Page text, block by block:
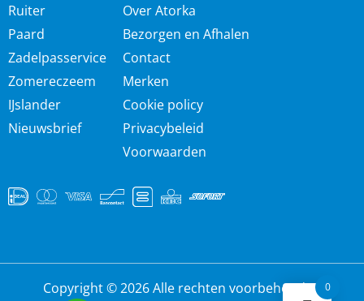
Ruiter
Paard
Zadelpasservice
Zomereczeem
IJslander
Nieuwsbrief
Over Atorka
Bezorgen en Afhalen
Contact
Merken
Cookie policy
Privacybeleid
Voorwaarden
Copyright © 2026 Alle rechten voorbehouden 0